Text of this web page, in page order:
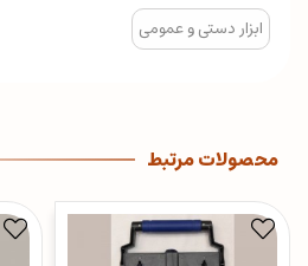
ابزار دستی و عمومی
محصولات مرتبط